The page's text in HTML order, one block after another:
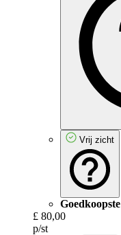
Vrij zicht
Goedkoopste
£ 80,00
p/st